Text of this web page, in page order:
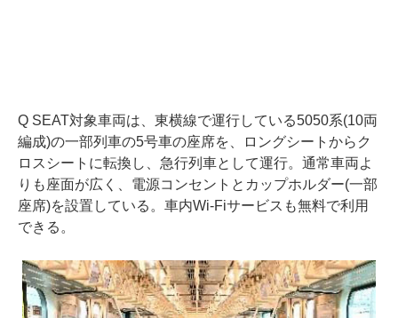
Q SEAT対象車両は、東横線で運行している5050系(10両
編成)の一部列車の5号車の座席を、ロングシートからク
ロスシートに転換し、急行列車として運行。通常車両よ
りも座面が広く、電源コンセントとカップホルダー(一部
座席)を設置している。車内Wi-Fiサービスも無料で利用
できる。